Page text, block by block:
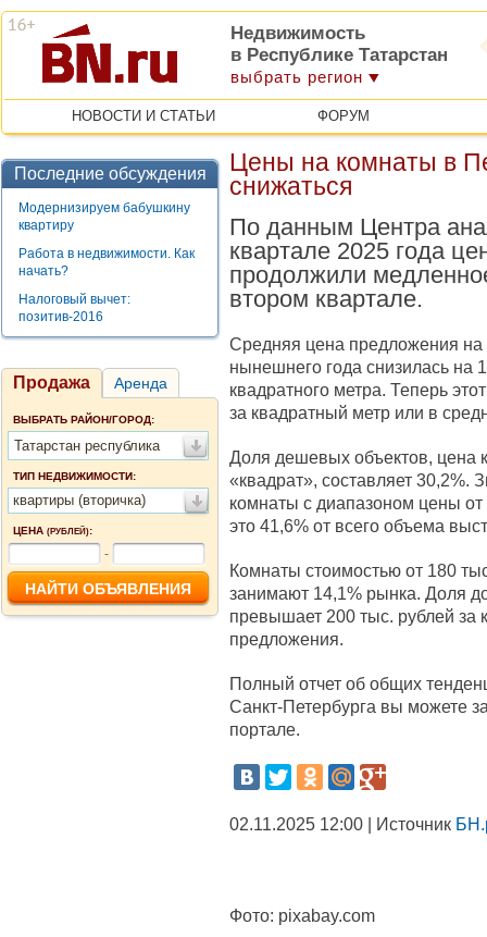
Недвижимость
в Республике Татарстан
выбрать регион
НОВОСТИ И СТАТЬИ ФОРУМ
Последние обсуждения
Модернизируем бабушкину
квартиру
Работа в недвижимости. Как
начать?
Налоговый вычет:
позитив-2016
Продажа Аренда
ВЫБРАТЬ РАЙОН/ГОРОД:
Татарстан республика
ТИП НЕДВИЖИМОСТИ:
квартиры (вторичка)
ЦЕНА (РУБЛЕЙ):
-
Цены на комнаты в
снижаться
По данным Центра
квартале 2025 года
продолжили
втором квартале.
Средняя цена предложения на
нынешнего года снизилась на
квадратного метра. Теперь
за квадратный метр или в
Доля дешевых объектов, цена
«квадрат», составляет
комнаты с диапазоном цены
это 41,6% от всего объема
Комнаты стоимостью от 180
занимают 14,1% рынка. Доля
превышает 200 тыс. рублей за
предложения.
Полный отчет об общих
Санкт-Петербурга вы можете
портале.
02.11.2025 12:00 | Источник
Фото: pixabay.com